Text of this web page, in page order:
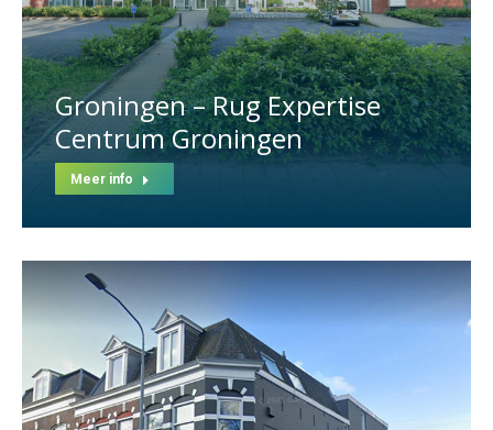
Groningen – Rug Expertise
Centrum Groningen
Meer info